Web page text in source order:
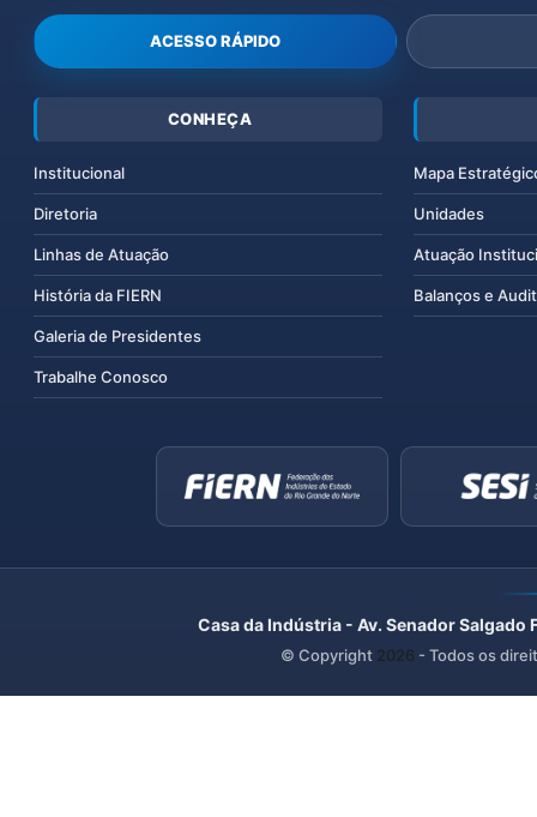
ACESSO RÁPIDO
CONHEÇA
Institucional
Diretoria
Linhas de Atuação
História da FIERN
Galeria de Presidentes
Trabalhe Conosco
Mapa
Unidades
Atuação
Balanços e
Casa da Indústria - Av. Senador
© Copyright 2026 - Todos os